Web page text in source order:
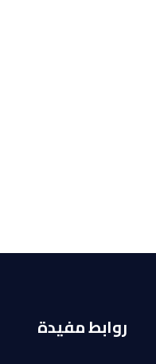
روابط مفيدة